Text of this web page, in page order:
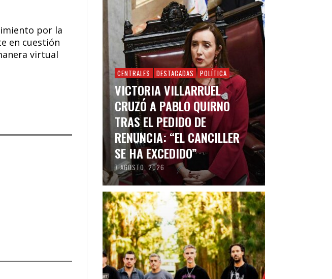
por la
en cuestión
virtual
CENTRALES DESTACADAS POLÍTICA
VICTORIA VILLARRUEL
CRUZÓ A PABLO QUIRNO
TRAS EL PEDIDO DE
RENUNCIA: “EL CANCILLER
SE HA EXCEDIDO”
7 AGOSTO, 2026